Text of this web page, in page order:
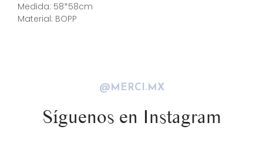
Medida: 58*58cm
Material: BOPP
@MERCI.MX
Síguenos en Instagram